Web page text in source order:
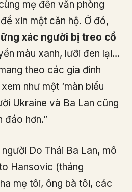
mẹ đến văn phòng
xin một căn hộ. Ở đó,
xác người bị treo cổ
màu xanh, lưỡi đen lại…
theo các gia đình
như một ‘màn biểu
Ukraine và Ba Lan cũng
đáo hơn.”
người Do Thái Ba Lan, mô
Hansovic (tháng
mẹ tôi, ông bà tôi, các